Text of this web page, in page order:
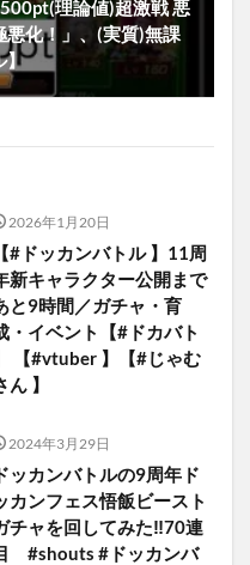
理論値)超激戦 悪
悪化！」、(実質)無課
】
2026年1月20日
【#ドッカンバトル 】11周
新キャラクター公開まで
と9時間／ガチャ・育
・イベント【#ドカバト
【#vtuber 】【#じゃむ
ん 】
2024年3月29日
ッカンバトルの9周年ド
カンフェス悟飯ビースト
チャを回してみた‼️70連
#shouts #ドッカンバ